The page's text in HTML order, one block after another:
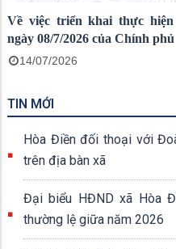
Về việc triển khai thực hiện
ngày 08/7/2026 của Chính phủ
14/07/2026
TIN MỚI
Hòa Điền đối thoại với
trên địa bàn xã
Đại biểu HĐND xã Hòa
thường lệ giữa năm 2026